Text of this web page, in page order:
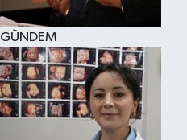
GÜNDEM
Son Dakika Haberleri
Haber Arşivi